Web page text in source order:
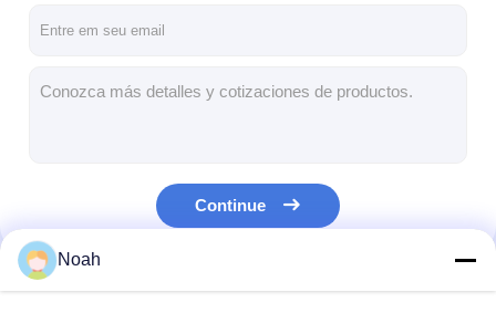
Continue
Nossas Categorias
Noah